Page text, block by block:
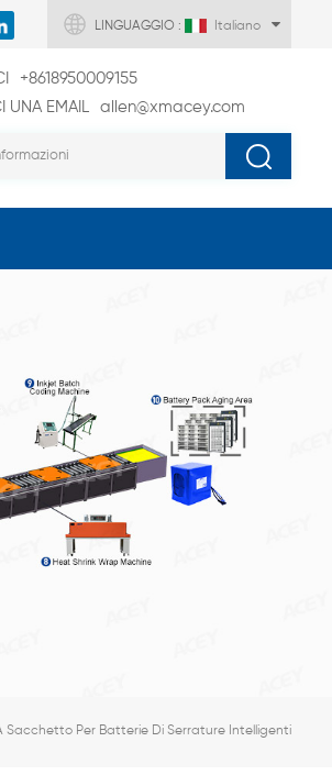
LINGUAGGIO : Italiano
+8618950009155
UNA EMAIL
allen@xmacey.com
Sacchetto Per Batterie Di Serrature Intelligenti